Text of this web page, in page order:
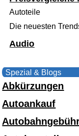
Autoteile
Die neuesten
Audio
Spezial & Blogs
Abkürzungen
Autoankauf